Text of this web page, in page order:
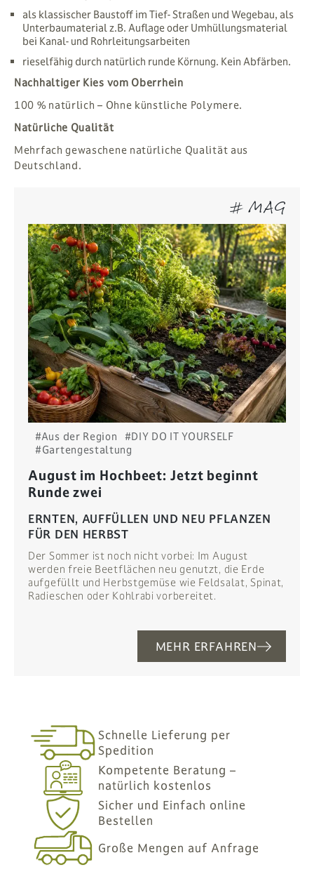
als klassischer Baustoff im Tief- Straßen und Wegebau, als
Unterbaumaterial z.B. Auflage oder Umhüllungsmaterial
bei Kanal- und Rohrleitungsarbeiten
rieselfähig durch natürlich runde Körnung. Kein Abfärben.
Nachhaltiger Kies vom Oberrhein
100 % natürlich – Ohne künstliche Polymere.
Natürliche Qualität
Mehrfach gewaschene natürliche Qualität aus
Deutschland.
# MAG
#Aus der Region
#DIY DO IT YOURSELF
#Gartengestaltung
August im Hochbeet: Jetzt beginnt
Runde zwei
ERNTEN, AUFFÜLLEN UND NEU PFLANZEN
FÜR DEN HERBST
Der Sommer ist noch nicht vorbei: Im August
werden freie Beetflächen neu genutzt, die Erde
aufgefüllt und Herbstgemüse wie Feldsalat, Spinat,
Radieschen oder Kohlrabi vorbereitet.
MEHR ERFAHREN
Schnelle Lieferung per
Spedition
Kompetente Beratung –
natürlich kostenlos
Sicher und Einfach online
Bestellen
Große Mengen auf Anfrage